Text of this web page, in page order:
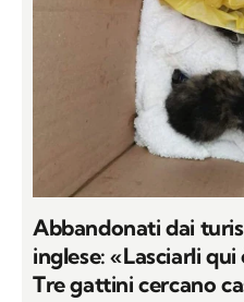
Abbandonati dai
inglese: «Lasciarli qui
Tre gattini cercano